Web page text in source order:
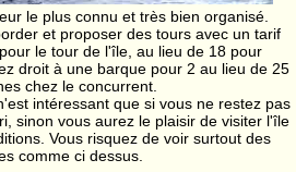
le plus connu et très bien organisé.
et proposer des tours avec un tarif
le tour de l'île, au lieu de 18 pour
droit à une barque pour 2 au lieu de 25
chez le concurrent.
intéressant que si vous ne restez pas
sinon vous aurez le plaisir de visiter l'île
Vous risquez de voir surtout des
comme ci dessus.